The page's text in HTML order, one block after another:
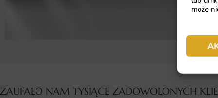
może
ZAUFAŁO NAM TYSIĄCE ZADOWOLONYCH